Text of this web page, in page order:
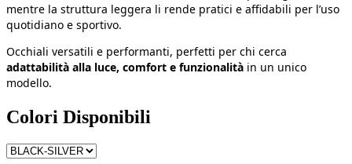
mentre la struttura leggera li rende pratici e affidabili per l’uso
quotidiano e sportivo.
Occhiali versatili e performanti, perfetti per chi cerca
adattabilità alla luce, comfort e funzionalità in un unico
modello.
Colori Disponibili